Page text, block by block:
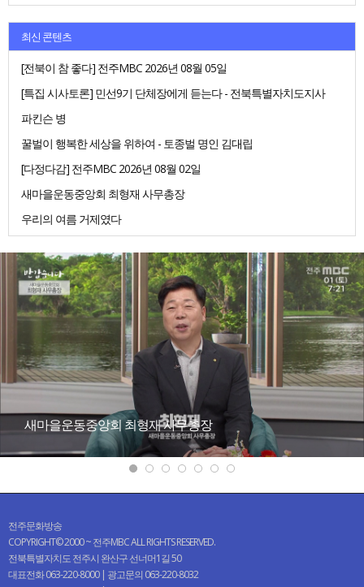
최신 콘텐츠
[전북이 참 좋다] 전주MBC 2026년 08월 05일
[특집 시사토론] 민선9기 단체장에게 듣는다 - 전북특별자치도지사
파킨슨 병
꿀벌이 행복한 세상을 위하여 - 토종벌 명인 김대립
[다정다감] 전주MBC 2026년 08월 02일
새마을운동중앙회 최형재 사무총장
우리의 여름 거제였다
새마을운동중앙회 최형재 사무총장
전주문화방송
COPYRIGHT© 2000 ~ 전주MBC ALL RIGHTS RESERVED.
전북특별자치도 전주시 완산구 선너머1길 50
대표전화 063-220-8000 | 광고문의 063-220-8032